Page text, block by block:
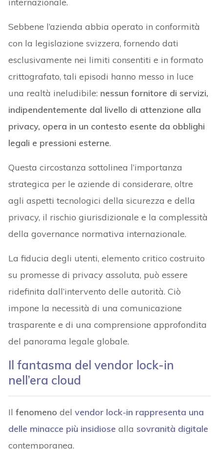
Sebbene l’azienda abbia operato in conformità
con la legislazione svizzera, fornendo dati
esclusivamente nei limiti consentiti e in formato
crittografato, tali episodi hanno messo in luce
una realtà ineludibile: nessun fornitore di servizi,
indipendentemente dal livello di attenzione alla
privacy, opera in un contesto esente da obblighi
legali e pressioni esterne.
Questa circostanza sottolinea l’importanza
strategica per le aziende di considerare, oltre
agli aspetti tecnologici della sicurezza e della
privacy, il rischio giurisdizionale e la complessità
della governance normativa internazionale.
La fiducia degli utenti, elemento critico costruito
su promesse di privacy assoluta, può essere
ridefinita dall’intervento delle autorità. Ciò
impone la necessità di una comunicazione
trasparente e di una comprensione approfondita
del panorama legale globale.
Il fantasma del vendor lock-in
nell’era cloud
Ilfenomenodel vendor lock-in rappresenta una
delle minacce più insidiose alla sovranità digitale
contemporanea.